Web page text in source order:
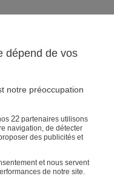
dépend de vos
notre préoccupation
22partenaires utilisons
navigation, de détecter
des publicités et
et nous servent
de notre site.